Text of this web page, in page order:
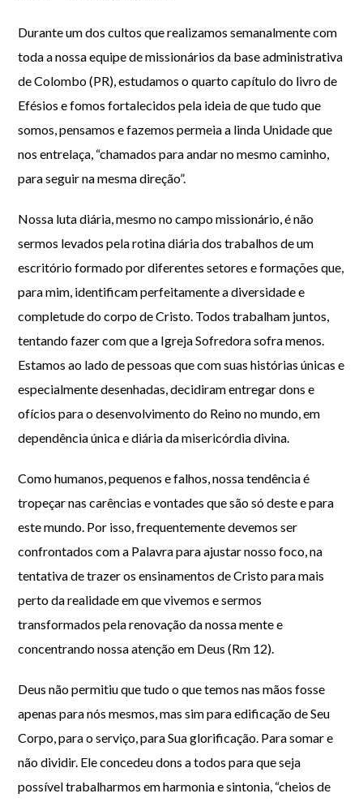
Durante um dos cultos que realizamos semanalmente com
toda a nossa equipe de missionários da base administrativa
de Colombo (PR), estudamos o quarto capítulo do livro de
Efésios e fomos fortalecidos pela ideia de que tudo que
somos, pensamos e fazemos permeia a linda Unidade que
nos entrelaça, “chamados para andar no mesmo caminho,
para seguir na mesma direção”.
Nossa luta diária, mesmo no campo missionário, é não
sermos levados pela rotina diária dos trabalhos de um
escritório formado por diferentes setores e formações que,
para mim, identificam perfeitamente a diversidade e
completude do corpo de Cristo. Todos trabalham juntos,
tentando fazer com que a Igreja Sofredora sofra menos.
Estamos ao lado de pessoas que com suas histórias únicas e
especialmente desenhadas, decidiram entregar dons e
ofícios para o desenvolvimento do Reino no mundo, em
dependência única e diária da misericórdia divina.
Como humanos, pequenos e falhos, nossa tendência é
tropeçar nas carências e vontades que são só deste e para
este mundo. Por isso, frequentemente devemos ser
confrontados com a Palavra para ajustar nosso foco, na
tentativa de trazer os ensinamentos de Cristo para mais
perto da realidade em que vivemos e sermos
transformados pela renovação da nossa mente e
concentrando nossa atenção em Deus (Rm 12).
Deus não permitiu que tudo o que temos nas mãos fosse
apenas para nós mesmos, mas sim para edificação de Seu
Corpo, para o serviço, para Sua glorificação. Para somar e
não dividir. Ele concedeu dons a todos para que seja
possível trabalharmos em harmonia e sintonia, “cheios de